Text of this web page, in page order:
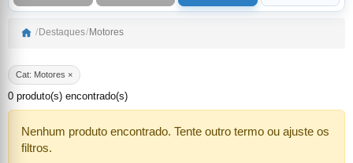
/ Destaques/ Motores
Cat: Motores ×
0 produto(s) encontrado(s)
Nenhum produto encontrado. Tente outro termo ou ajuste os
filtros.